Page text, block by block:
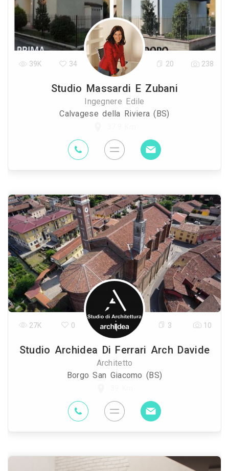
Studio Massardi E Zubani
Ingegnere Edile
Calvagese della Riviera (BS)
39K 34 20 238
Studio Archidea Di Ferrari Arch Davide
Architetto
Borgo San Giacomo (BS)
27K 0 3 10